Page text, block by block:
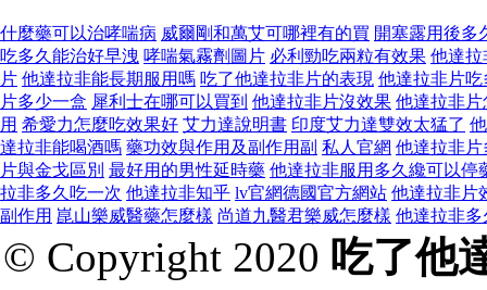
什麼藥可以治哮喘病 威爾剛和萬艾可哪裡有的買 開塞露用後多
吃多久能治好早洩 哮喘氣霧劑圖片 必利勁吃兩粒有效果 他達拉
片 他達拉非能長期服用嗎 吃了他達拉非片的表現 他達拉非片吃
片多少一盒 犀利士在哪可以買到 他達拉非片沒效果 他達拉非
用 希愛力怎麼吃效果好 艾力達說明書 印度艾力達雙效太猛了
達拉非能喝酒嗎 藥功效與作用及副作用副 私人官網 他達拉非
片與金戈區別 最好用的男性延時藥 他達拉非服用多久纔可以停
拉非多久吃一次 他達拉非知乎 lv官網德國官方網站 他達拉非片
副作用 崑山樂威醫藥怎麼樣 尚道九醫君樂威怎麼樣 他達拉非多
© Copyright 2020 吃了他